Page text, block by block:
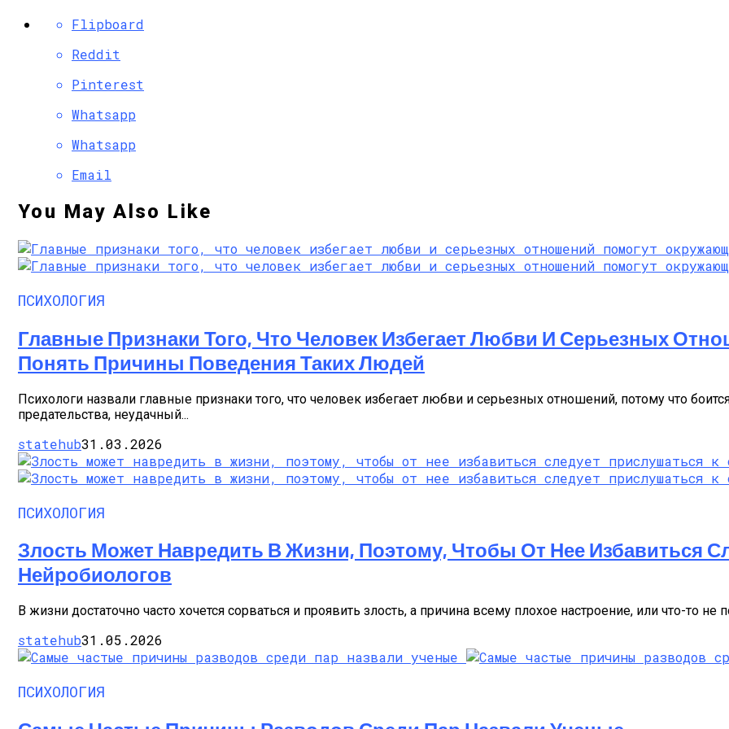
Flipboard
Reddit
Pinterest
Whatsapp
Whatsapp
Email
You May Also Like
ПСИХОЛОГИЯ
Главные Признаки Того, Что Человек Избегает Любви И Серьезных
Понять Причины Поведения Таких Людей
Психологи назвали главные признаки того, что человек избегает любви и серьезных отношений, потому что
предательства, неудачный...
statehub31.03.2026
ПСИХОЛОГИЯ
Злость Может Навредить В Жизни, Поэтому, Чтобы От Нее Избавиться
Нейробиологов
В жизни достаточно часто хочется сорваться и проявить злость, а причина всему плохое настроение, или что-то не
statehub31.05.2026
ПСИХОЛОГИЯ